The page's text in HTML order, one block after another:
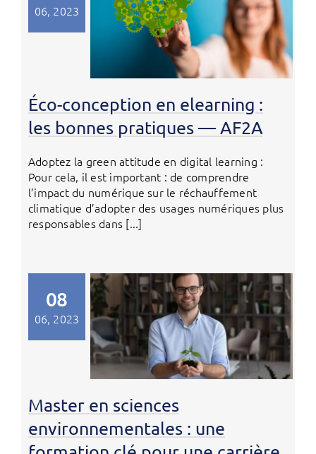
06, 2023
Éco-conception en elearning :
les bonnes pratiques — AF2A
Adoptez la green attitude en digital learning :
Pour cela, il est important : de comprendre
l’impact du numérique sur le réchauffement
climatique d’adopter des usages numériques plus
responsables dans [...]
08
06, 2023
Master en sciences
environnementales : une